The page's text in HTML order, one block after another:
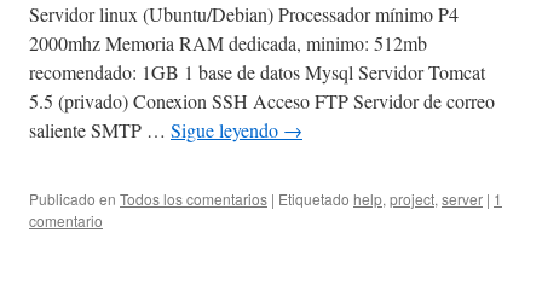
Servidor linux (Ubuntu/Debian) Processador mínimo P4
2000mhz Memoria RAM dedicada, minimo: 512mb
recomendado: 1GB 1 base de datos Mysql Servidor Tomcat
5.5 (privado) Conexion SSH Acceso FTP Servidor de correo
saliente SMTP … Sigue leyendo →
Publicado en Todos los comentarios | Etiquetado help, project, server | 1
comentario